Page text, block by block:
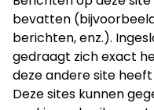
bevatten
berichten, enz.).
gedraagt zich exact
deze andere site
Deze sites kunnen